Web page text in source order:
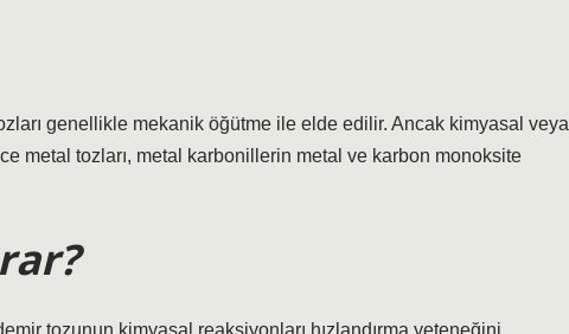
genellikle mekanik öğütme ile elde edilir. Ancak kimyasal veya
metal tozları, metal karbonillerin metal ve karbon monoksite
tozunun kimyasal reaksiyonları hızlandırma yeteneğini